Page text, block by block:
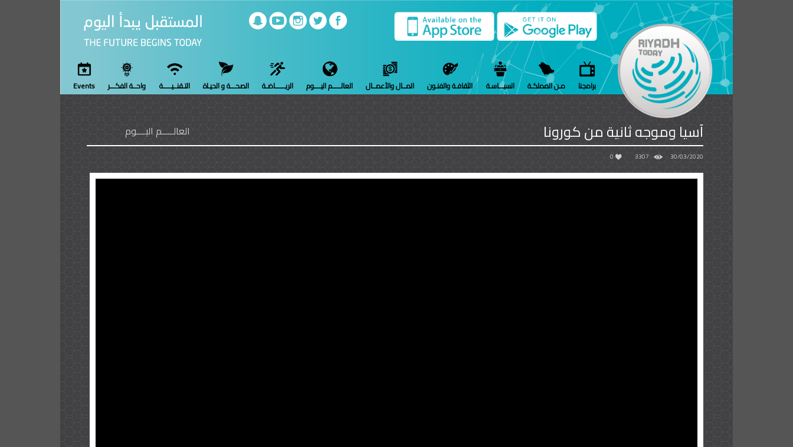
برامجنا مـن المملكـة السيـــاسـة الثقافـة والفنـون المــال والأعمــال العالـــــم اليــــوم الريــــــاضـة الصحـــة و الحيـاة التـقنــيـــــة واحــة الفكـــر Events
آسيا وموجه ثانية من كورونا العالـــــم اليــــوم
30/03/2020
3307
0